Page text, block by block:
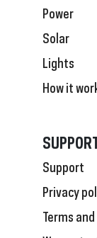
Power
Solar
Lights
How it
Support
Privacy
Terms